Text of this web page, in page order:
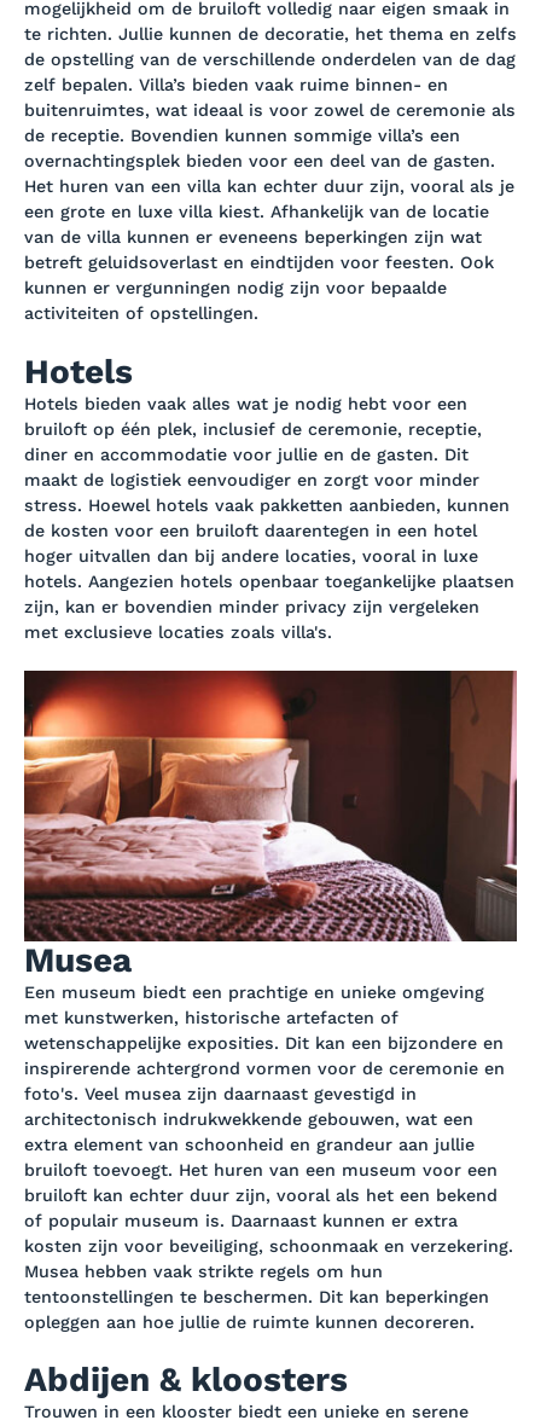
mogelijkheid om de bruiloft volledig naar eigen smaak in
te richten. Jullie kunnen de decoratie, het thema en zelfs
de opstelling van de verschillende onderdelen van de dag
zelf bepalen. Villa’s bieden vaak ruime binnen- en
buitenruimtes, wat ideaal is voor zowel de ceremonie als
de receptie. Bovendien kunnen sommige villa’s een
overnachtingsplek bieden voor een deel van de gasten.
Het huren van een villa kan echter duur zijn, vooral als je
een grote en luxe villa kiest. Afhankelijk van de locatie
van de villa kunnen er eveneens beperkingen zijn wat
betreft geluidsoverlast en eindtijden voor feesten. Ook
kunnen er vergunningen nodig zijn voor bepaalde
activiteiten of opstellingen.
Hotels
Hotels bieden vaak alles wat je nodig hebt voor een
bruiloft op één plek, inclusief de ceremonie, receptie,
diner en accommodatie voor jullie en de gasten. Dit
maakt de logistiek eenvoudiger en zorgt voor minder
stress. Hoewel hotels vaak pakketten aanbieden, kunnen
de kosten voor een bruiloft daarentegen in een hotel
hoger uitvallen dan bij andere locaties, vooral in luxe
hotels. Aangezien hotels openbaar toegankelijke plaatsen
zijn, kan er bovendien minder privacy zijn vergeleken
met exclusieve locaties zoals villa's.
Musea
Een museum biedt een prachtige en unieke omgeving
met kunstwerken, historische artefacten of
wetenschappelijke exposities. Dit kan een bijzondere en
inspirerende achtergrond vormen voor de ceremonie en
foto's. Veel musea zijn daarnaast gevestigd in
architectonisch indrukwekkende gebouwen, wat een
extra element van schoonheid en grandeur aan jullie
bruiloft toevoegt. Het huren van een museum voor een
bruiloft kan echter duur zijn, vooral als het een bekend
of populair museum is. Daarnaast kunnen er extra
kosten zijn voor beveiliging, schoonmaak en verzekering.
Musea hebben vaak strikte regels om hun
tentoonstellingen te beschermen. Dit kan beperkingen
opleggen aan hoe jullie de ruimte kunnen decoreren.
Abdijen & kloosters
Trouwen in een klooster biedt een unieke en serene